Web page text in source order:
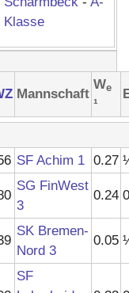
Klasse
Mannschaft
We
¹
SF Achim 1 0.27
SG FinWest
3
0.24 0
SK Bremen-
Nord 3
0.05
SF